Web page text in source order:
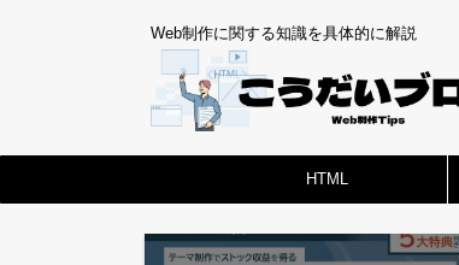
Web制作に関する知識を具体的に解説
HTML